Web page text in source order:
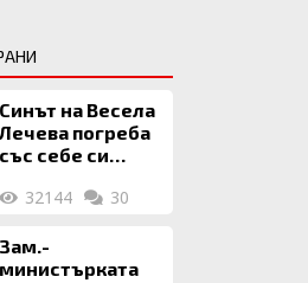
Синът на Весела
Лечева погреба
със себе си
млн. евро
32144 30
Зам.-
министърката